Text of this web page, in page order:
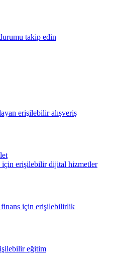
takip edin
erişilebilir alışveriş
için erişilebilir dijital hizmetler
finans için erişilebilirlik
eğitim